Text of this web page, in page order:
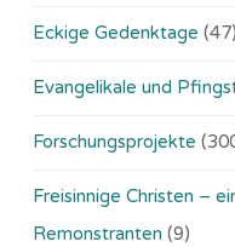
Eckige Gedenktage (47)
Evangelikale und
Forschungsprojekte
Freisinnige Christen –
Remonstranten (9)